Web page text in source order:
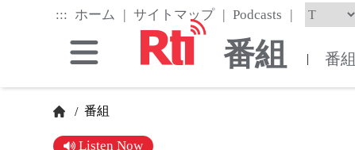
::: ホーム | サイトマップ | Podcasts |
番組 | 番組
/ 番組
Listen Now